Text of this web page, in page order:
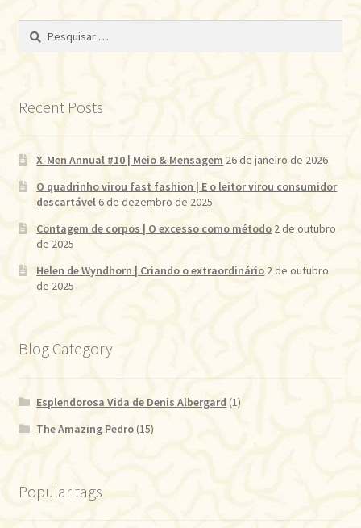
Pesquisar
Recent Posts
X-Men Annual #10 | Meio & Mensagem 26 de janeiro de 2026
O quadrinho virou fast fashion | E o leitor virou consumidor
descartável 6 de dezembro de 2025
Contagem de corpos | O excesso como método 2 de outubro
de 2025
Helen de Wyndhorn | Criando o extraordinário 2 de outubro
de 2025
Blog Category
Esplendorosa Vida de Denis Albergard (1)
The Amazing Pedro (15)
Popular tags